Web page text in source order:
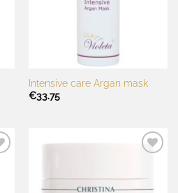
Intensive care Argan mask
€33.75